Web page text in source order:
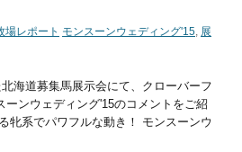
場レポート モンスーンウェディング'15, 展
海道募集馬展示会にて、クローバーフ
ーンウェディング'15のコメントをご紹
牝系でパワフルな動き！ モンスーンウ